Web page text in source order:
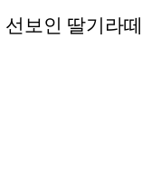
보인 딸기라떼